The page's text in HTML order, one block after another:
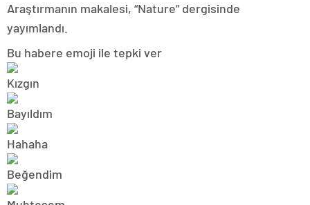
Araştırmanın makalesi, “Nature” dergisinde
yayımlandı.
Bu habere emoji ile tepki ver